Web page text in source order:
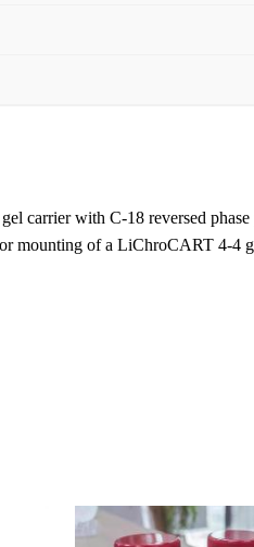
carrier with C-18 reversed
of a LiChroCART 4-4